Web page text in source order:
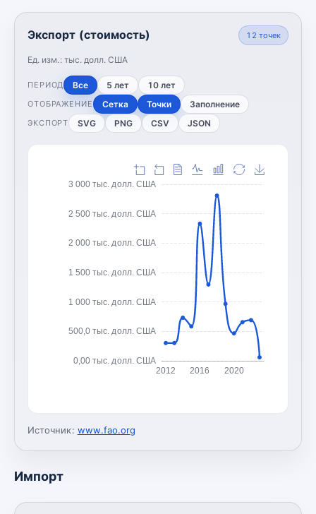
Экспорт (стоимость)
Ед. изм.: тыс. долл. США
12 точек
ПЕРИОД Все 5 лет 10 лет
ОТОБРАЖЕНИЕ Сетка Точки Заполнение
ЭКСПОРТ SVG PNG CSV JSON
0,00 тыс. долл. США
500,0 тыс. долл. США
1 000 тыс. долл. США
1 500 тыс. долл. США
2 000 тыс. долл. США
2 500 тыс. долл. США
3 000 тыс. долл. США
2012 2016 2020
Источник: www.fao.org
Импорт